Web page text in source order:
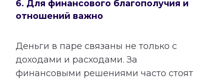
6. Для финансового благополучия и
отношений важно
Деньги в паре связаны не только с
доходами и расходами. За
финансовыми решениями часто стоят